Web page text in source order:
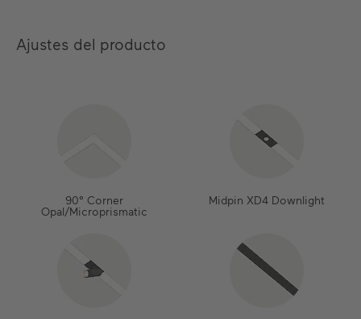
Ajustes del producto
90° Corner
Opal/Microprismatic
Midpin XD4 Downlight